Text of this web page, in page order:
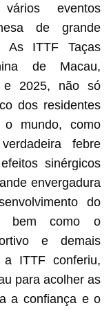
eventos
de grande
As ITTF Taças
de Macau,
e 2025, não só
dos residentes
mundo, como
febre
sinérgicos
envergadura
do
bem como o
e demais
ITTF conferiu,
para acolher as
a confiança e o